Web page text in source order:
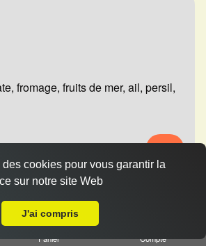
fromage, fruits de mer, ail, persil,
Panier Compte
cookies pour vous garantir la
sur notre site Web
J'ai compris